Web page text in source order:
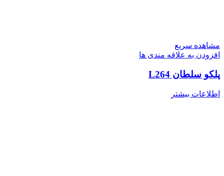
مشاهده سریع
افزودن به علاقه مندی ها
پلکو سلطان L264
اطلاعات بیشتر